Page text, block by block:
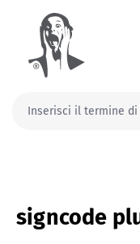
principale
signcode